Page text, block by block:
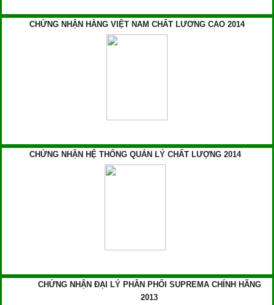
CHỨNG NHẬN HÀNG VIỆT NAM CHẤT LƯƠNG CAO 2014
CHỨNG NHẬN HỆ THỐNG QUẢN LÝ CHẤT LƯỢNG 2014
CHỨNG NHẬN ĐẠI LÝ PHÂN PHỐI SUPREMA CHÍNH HÃNG
2013